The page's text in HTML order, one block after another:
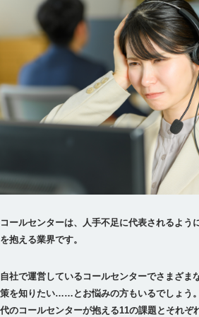
コールセンターは、人手不足に代表されるよう
を抱える業界です。
自社で運営しているコールセンターでさまざま
策を知りたい……とお悩みの方もいるでしょう
代のコールセンターが抱える11の課題とそれぞ